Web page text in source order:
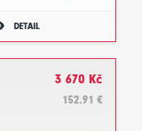
DETAIL
3 670 Kč
152.91 €